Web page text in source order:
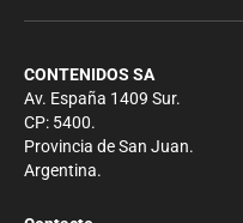
CONTENIDOS SA
Av. España 1409 Sur.
CP: 5400.
Provincia de San Juan.
Argentina.